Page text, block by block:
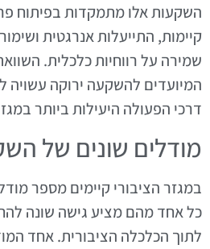
השקעות אלו מתמקדות בפיתוח
קיימות, התייעלות אנרגטית
שמירה על רווחיות כלכלית.
המיועדים להשקעה ירוקה עשויה
דרכי הפעולה היעילות ביותר
מודלים שונים של
במגזר הציבורי קיימים מספר
כל אחד מהם מציע גישה שונה
לתוך הכלכלה הציבורית. אחד